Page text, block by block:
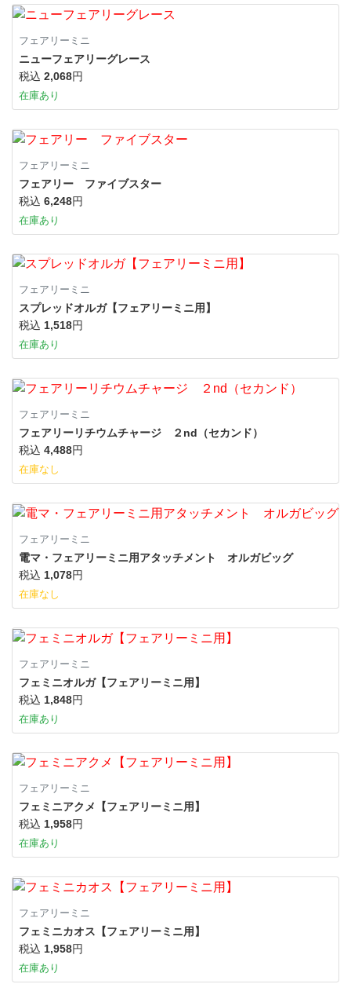
フェアリーミニ
ニューフェアリーグレース
税込 2,068円
在庫あり
フェアリーミニ
フェアリー ファイブスター
税込 6,248円
在庫あり
フェアリーミニ
スプレッドオルガ【フェアリーミニ用】
税込 1,518円
在庫あり
フェアリーミニ
フェアリーリチウムチャージ ２nd（セカンド）
税込 4,488円
在庫なし
フェアリーミニ
電マ・フェアリーミニ用アタッチメント オルガビッグ
税込 1,078円
在庫なし
フェアリーミニ
フェミニオルガ【フェアリーミニ用】
税込 1,848円
在庫あり
フェアリーミニ
フェミニアクメ【フェアリーミニ用】
税込 1,958円
在庫あり
フェアリーミニ
フェミニカオス【フェアリーミニ用】
税込 1,958円
在庫あり